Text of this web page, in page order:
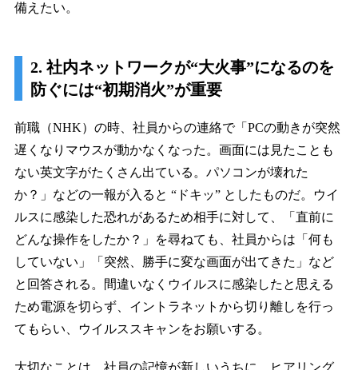
備えたい。
2. 社内ネットワークが“大火事”になるのを
防ぐには“初期消火”が重要
前職（NHK）の時、社員からの連絡で「PCの動きが突然
遅くなりマウスが動かなくなった。画面には見たことも
ない英文字がたくさん出ている。パソコンが壊れた
か？」などの一報が入ると “ドキッ” としたものだ。ウイ
ルスに感染した恐れがあるため相手に対して、「直前に
どんな操作をしたか？」を尋ねても、社員からは「何も
していない」「突然、勝手に変な画面が出てきた」など
と回答される。間違いなくウイルスに感染したと思える
ため電源を切らず、イントラネットから切り離しを行っ
てもらい、ウイルススキャンをお願いする。